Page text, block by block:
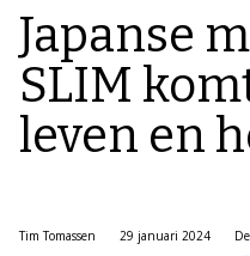
Japanse
SLIM
leven en
Tim Tomassen
29 januari 2024